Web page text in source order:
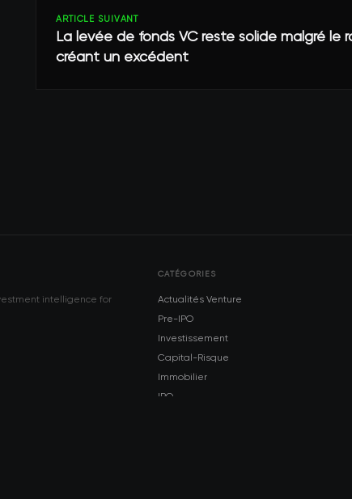
ARTICLE SUIVANT
La levée de fonds VC reste solide malgré le
créant un excédent
intelligence for
CATÉGORIES
Actualités Venture
Pre-IPO
Investissement
Capital-Risque
Immobilier
IPO